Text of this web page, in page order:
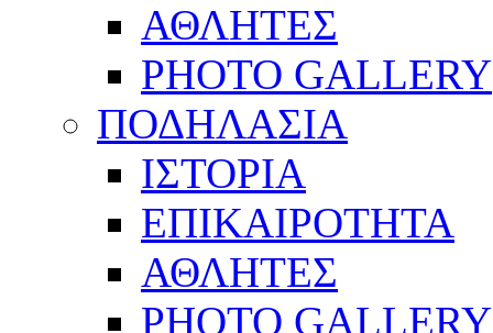
ΑΘΛΗΤΕΣ
PHOTO GALLERY
ΠΟΔΗΛΑΣΙΑ
ΙΣΤΟΡΙΑ
ΕΠΙΚΑΙΡΟΤΗΤΑ
ΑΘΛΗΤΕΣ
PHOTO GALLERY